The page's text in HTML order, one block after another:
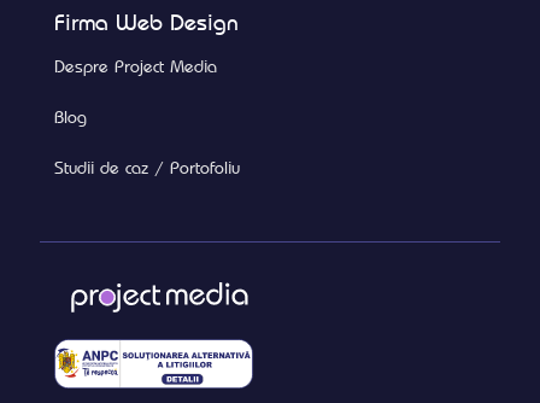
Firma Web Design
Despre Project Media
Blog
Studii de caz / Portofoliu